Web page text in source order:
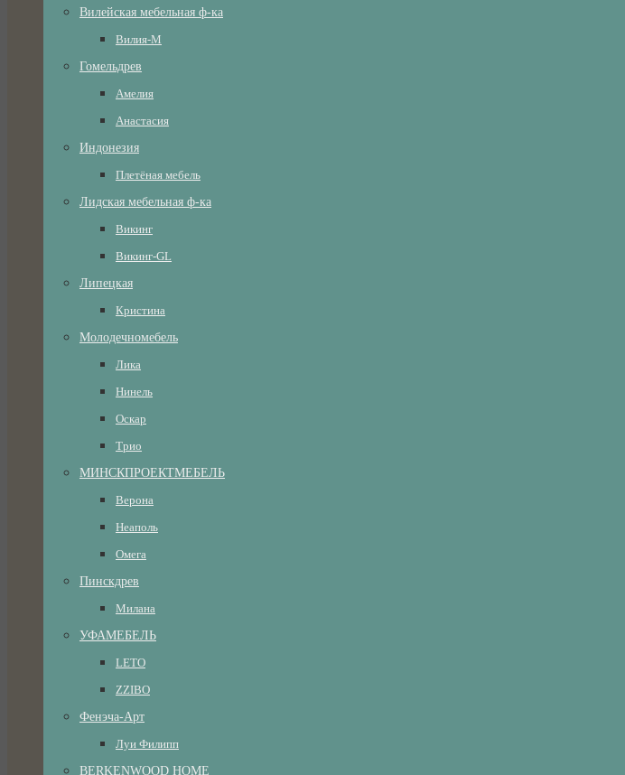
Вилейская мебельная ф-ка
Вилия-М
Гомельдрев
Амелия
Анастасия
Индонезия
Плетёная мебель
Лидская мебельная ф-ка
Викинг
Викинг-GL
Липецкая
Кристина
Молодечномебель
Лика
Нинель
Оскар
Трио
МИНСКПРОЕКТМЕБЕЛЬ
Верона
Неаполь
Омега
Пинскдрев
Милана
УФАМЕБЕЛЬ
LETO
ZZIBO
Фенэча-Арт
Луи Филипп
BERKENWOOD HOME